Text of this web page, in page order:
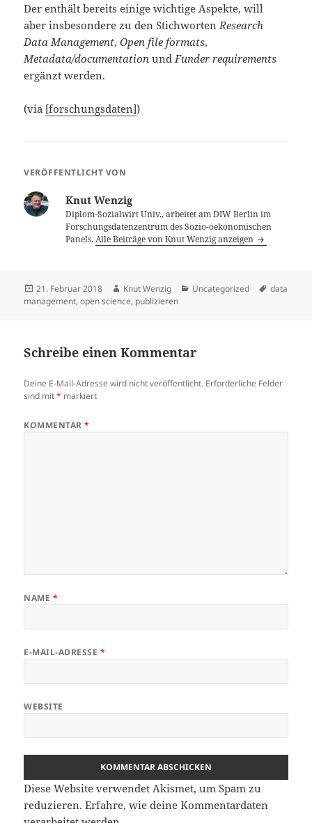
Der enthält bereits einige wichtige Aspekte, will
aber insbesondere zu den StichwortenResearch
Data Management,Open file formats,
Metadata/documentation undFunder requirements
ergänzt werden.
(via [forschungsdaten])
VERÖFFENTLICHT VON
Knut Wenzig
Diplom-Sozialwirt Univ., arbeitet am DIW Berlin im
Forschungsdatenzentrum des Sozio-oekonomischen
Panels.Alle Beiträge von Knut Wenzig anzeigen
Veröffentlicht
am
21. Februar 2018 Autor
Knut Wenzig Kategorien
Uncategorized
data
management,open science, publizieren
Schreibe einen Kommentar
Deine E-Mail-Adresse wird nicht veröffentlicht. Erforderliche Felder
sind mit* markiert
KOMMENTAR*
NAME *
E-MAIL-ADRESSE *
WEBSITE
Diese Website verwendet Akismet, um Spam zu
reduzieren.Erfahre, wie deine Kommentardaten